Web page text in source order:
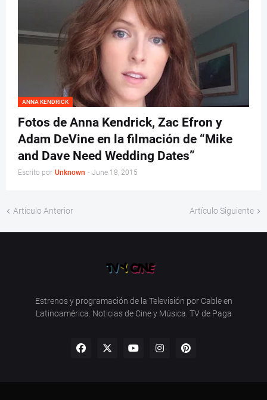
ANNA KENDRICK
Fotos de Anna Kendrick, Zac Efron y
Adam DeVine en la filmación de “Mike
and Dave Need Wedding Dates”
Escrito por Unknown - June 18, 2015
Artículo Anterior Artículo Siguiente
Estrenos y programación de la Televisión por Cable en
Latinoamérica. Noticias de Cine y Música. TV de Paga